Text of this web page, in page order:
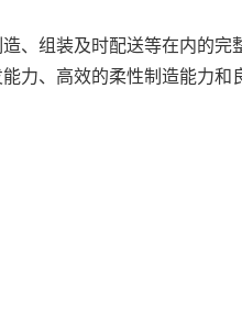
、组装及时配送等在内的完
力、高效的柔性制造能力和